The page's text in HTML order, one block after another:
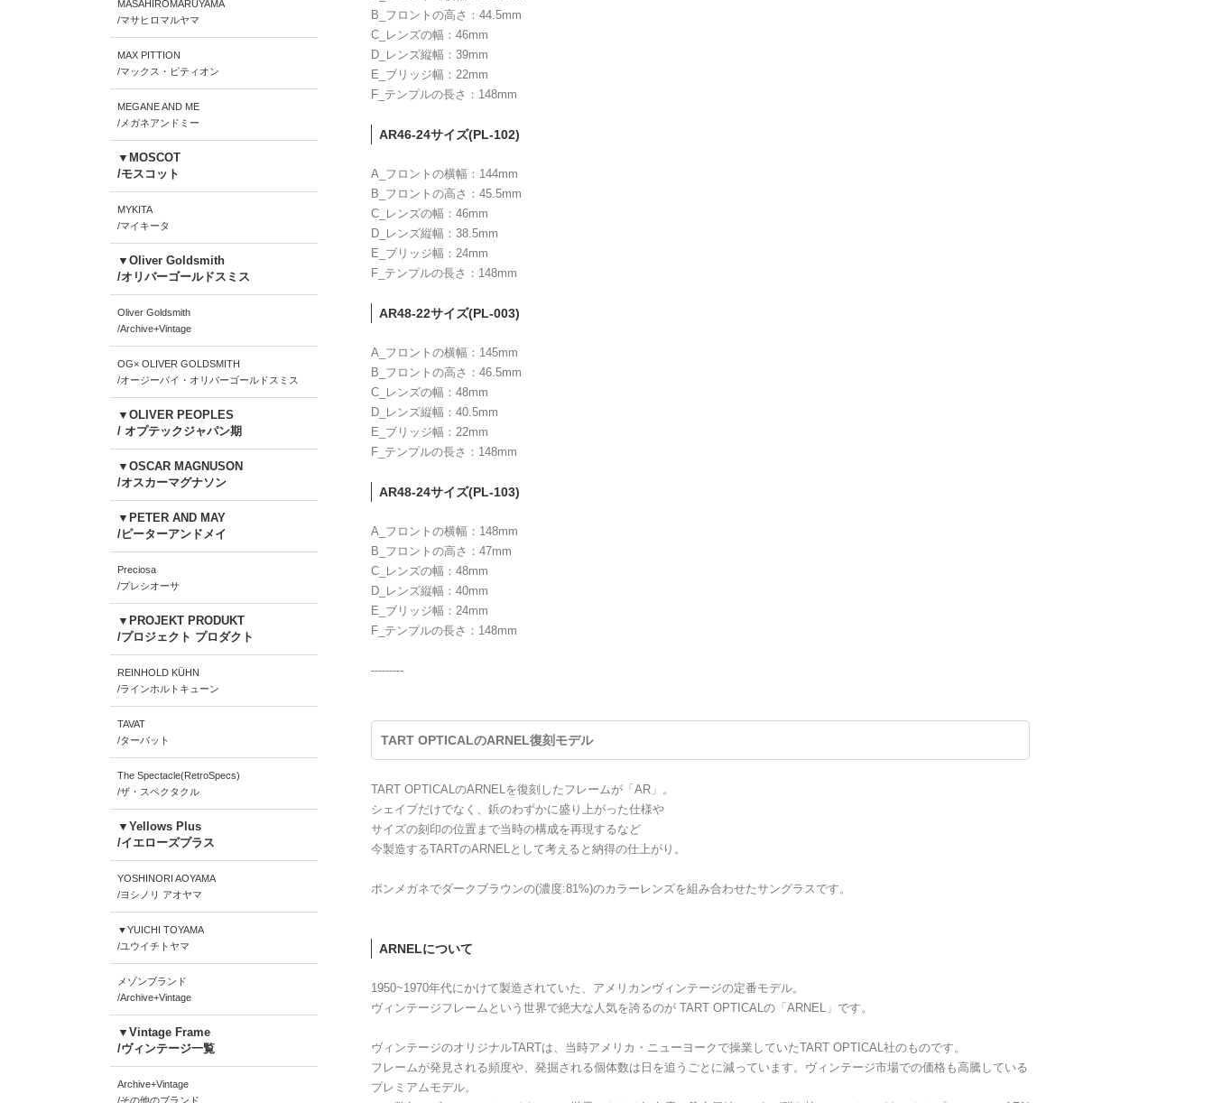
B_フロントの高さ：44.5mm
C_レンズの幅：46mm
D_レンズ縦幅：39mm
E_ブリッジ幅：22mm
F_テンプルの長さ：148mm
AR46-24サイズ(PL-102)
A_フロントの横幅：144mm
B_フロントの高さ：45.5mm
C_レンズの幅：46mm
D_レンズ縦幅：38.5mm
E_ブリッジ幅：24mm
F_テンプルの長さ：148mm
AR48-22サイズ(PL-003)
A_フロントの横幅：145mm
B_フロントの高さ：46.5mm
C_レンズの幅：48mm
D_レンズ縦幅：40.5mm
E_ブリッジ幅：22mm
F_テンプルの長さ：148mm
AR48-24サイズ(PL-103)
A_フロントの横幅：148mm
B_フロントの高さ：47mm
C_レンズの幅：48mm
D_レンズ縦幅：40mm
E_ブリッジ幅：24mm
F_テンプルの長さ：148mm
---------
TART OPTICALのARNEL復刻モデル
TART OPTICALのARNELを復刻したフレームが「AR」。
シェイプだけでなく、鋲のわずかに盛り上がった仕様や
サイズの刻印の位置まで当時の構成を再現するなど
今製造するTARTのARNELとして考えると納得の仕上がり。
ポンメガネでダークブラウンの(濃度:81%)のカラーレンズを組み合わせたサングラスです。
ARNELについて
1950~1970年代にかけて製造されていた、アメリカンヴィンテージの定番モデル。
ヴィンテージフレームという世界で絶大な人気を誇るのが TART OPTICALの「ARNEL」です。
ヴィンテージのオリジナルTARTは、当時アメリカ・ニューヨークで操業していたTART OPTICAL社のものです。
フレームが発見される頻度や、発掘される個体数は日を追うごとに減っています。ヴィンテージ市場での価格も高騰している
プレミアムモデル。
MASAHIROMARUYAMA
/マサヒロマルヤマ
MAX PITTION
/マックス・ピティオン
MEGANE AND ME
/メガネアンドミー
▼MOSCOT
/モスコット
MYKITA
/マイキータ
▼Oliver Goldsmith
/オリバーゴールドスミス
Oliver Goldsmith
/Archive+Vintage
OG× OLIVER GOLDSMITH
/オージーバイ・オリバーゴールドスミス
▼OLIVER PEOPLES
/ オプテックジャパン期
▼OSCAR MAGNUSON
/オスカーマグナソン
▼PETER AND MAY
/ピーターアンドメイ
Preciosa
/プレシオーサ
▼PROJEKT PRODUKT
/プロジェクト プロダクト
REINHOLD KÜHN
/ラインホルトキューン
TAVAT
/ターバット
The Spectacle(RetroSpecs)
/ザ・スペクタクル
▼Yellows Plus
/イエローズプラス
YOSHINORI AOYAMA
/ヨシノリ アオヤマ
▼YUICHI TOYAMA
/ユウイチトヤマ
メゾンブランド
/Archive+Vintage
▼Vintage Frame
/ヴィンテージ一覧
Archive+Vintage
/その他のブランド